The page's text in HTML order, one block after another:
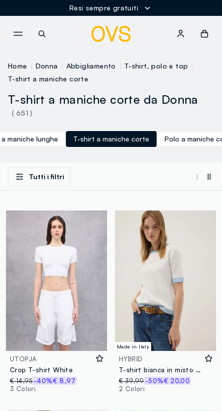
Spedizione Gratuita oltre i 60€
Home Donna Abbigliamento
T-shirt, polo e top
T-shirt a maniche corte
T-shirt a maniche corte da Donna
( 651 )
maniche lunghe T-shirt a maniche corte Polo a maniche
Tutti i filtri
UTOPJA
Crop T-shirt White
€ 14,95-40%€ 8,97
3 Colori
Made in Italy
HYBRID
T-shirt bianca in misto viscosa con profili a contrasto
€ 39,99 -50%€ 20,00
2 Colori